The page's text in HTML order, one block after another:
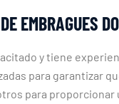
EMBRAGUES
y tiene
para garantizar
para proporcionar